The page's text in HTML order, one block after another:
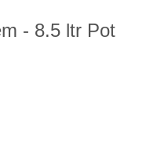
- 8.5 ltr Pot